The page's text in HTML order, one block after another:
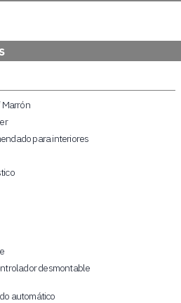
Marrón
para interiores
desmontable
automático